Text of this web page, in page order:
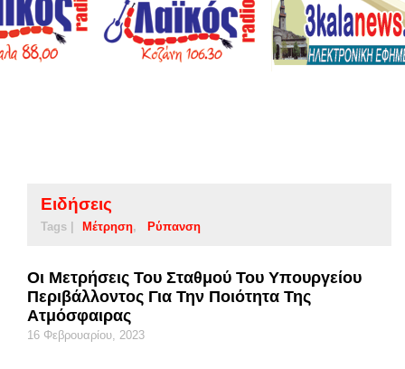
Ειδήσεις
Tags | Μέτρηση Ρύπανση
Οι Μετρήσεις Του Σταθμού Του Υπουργείου
Περιβάλλοντος Για Την Ποιότητα Της
Ατμόσφαιρας
16 Φεβρουαρίου, 2023